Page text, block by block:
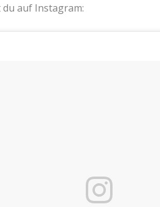
auf Instagram: